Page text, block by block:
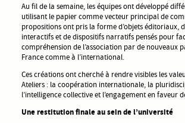
Au fil de la semaine, les équipes ont développé
utilisant le papier comme vecteur principal de
propositions ont pris la forme d’objets éditoriaux,
interactifs et de dispositifs narratifs pensés pour
compréhension de l’association par de nouveaux
France comme à l’international.
Ces créations ont cherché à rendre visibles les
Ateliers : la coopération internationale, la
l’intelligence collective et l’engagement en faveur
Une restitution finale au sein de l’université